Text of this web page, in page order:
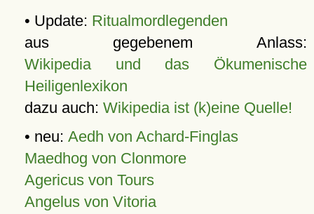
• Update: Ritualmordlegenden
aus gegebenem Anlass:
Wikipedia und das Ökumenische
Heiligenlexikon
dazu auch: Wikipedia ist (k)eine Quelle!
• neu: Aedh von Achard-Finglas
Maedhog von Clonmore
Agericus von Tours
Angelus von Vitoria